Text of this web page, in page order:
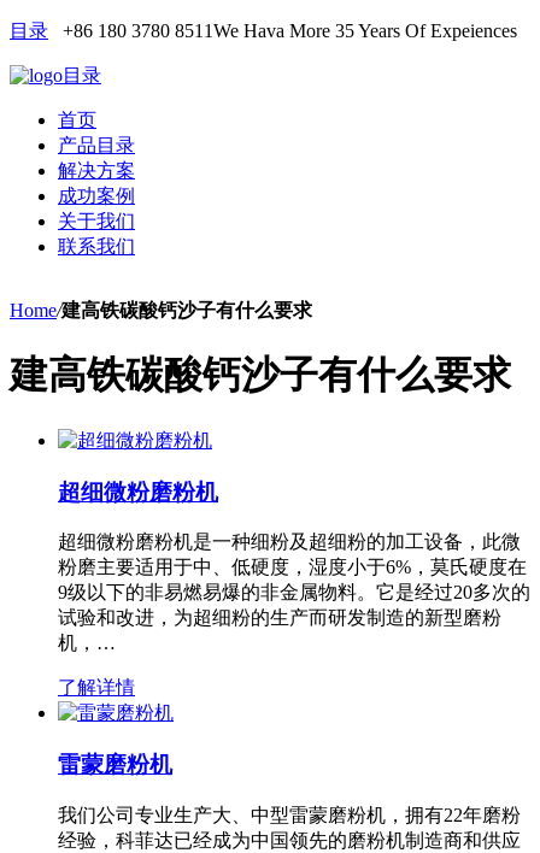
目录 +86 180 3780 8511We Hava More 35 Years Of Expeiences
目录
首页
产品目录
解决方案
成功案例
关于我们
联系我们
Home/建高铁碳酸钙沙子有什么要求
建高铁碳酸钙沙子有什么要求
超细微粉磨粉机
超细微粉磨粉机是一种细粉及超细粉的加工设备，此微
粉磨主要适用于中、低硬度，湿度小于6%，莫氏硬度在
9级以下的非易燃易爆的非金属物料。它是经过20多次的
试验和改进，为超细粉的生产而研发制造的新型磨粉
机，…
了解详情
雷蒙磨粉机
我们公司专业生产大、中型雷蒙磨粉机，拥有22年磨粉
经验，科菲达已经成为中国领先的磨粉机制造商和供应